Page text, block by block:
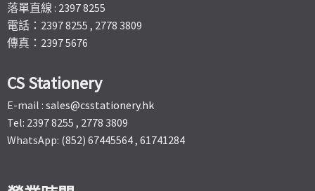
落單直線 : 2397 8255
電話：2397 8255 , 2778 3809
傳真：2397 5676
CS Stationery
E-mail : sales@csstationery.hk
Tel: 2397 8255 , 2778 3809
WhatsApp: (852) 67445564 , 61741284